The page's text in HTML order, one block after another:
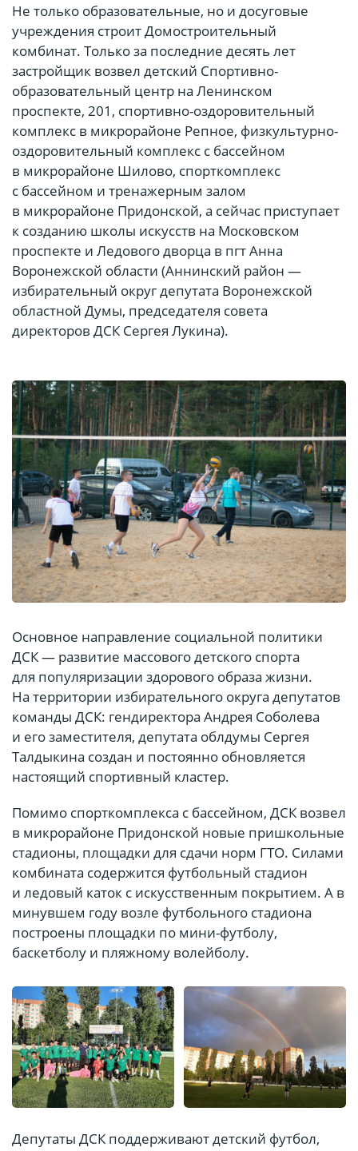
Не только образовательные, но и досуговые
учреждения строит Домостроительный
комбинат. Только за последние десять лет
застройщик возвел детский Спортивно-
образовательный центр на Ленинском
проспекте, 201, спортивно-оздоровительный
комплекс в микрорайоне Репное, физкультурно-
оздоровительный комплекс с бассейном
в микрорайоне Шилово, спорткомплекс
с бассейном и тренажерным залом
в микрорайоне Придонской, а сейчас приступает
к созданию школы искусств на Московском
проспекте и Ледового дворца в пгт Анна
Воронежской области (Аннинский район —
избирательный округ депутата Воронежской
областной Думы, председателя совета
директоров ДСК Сергея Лукина).
Основное направление социальной политики
ДСК — развитие массового детского спорта
для популяризации здорового образа жизни.
На территории избирательного округа депутатов
команды ДСК: гендиректора Андрея Соболева
и его заместителя, депутата облдумы Сергея
Талдыкина создан и постоянно обновляется
настоящий спортивный кластер.
Помимо спорткомплекса с бассейном, ДСК возвел
в микрорайоне Придонской новые пришкольные
стадионы, площадки для сдачи норм ГТО. Силами
комбината содержится футбольный стадион
и ледовый каток с искусственным покрытием. А в
минувшем году возле футбольного стадиона
построены площадки по мини-футболу,
баскетболу и пляжному волейболу.
Депутаты ДСК поддерживают детский футбол,